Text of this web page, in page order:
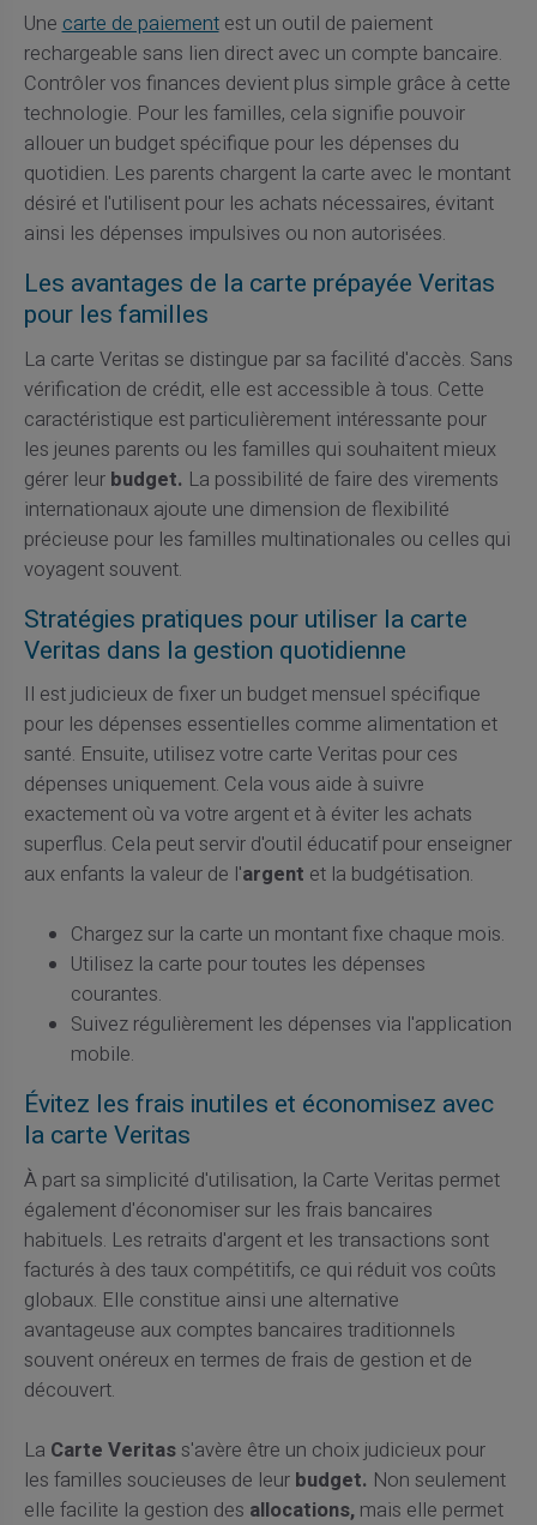
Unecarte de paiementest un outil de paiement
rechargeable sans lien direct avec un compte bancaire.
Contrôler vos finances devient plus simple grâce à cette
technologie. Pour les familles, cela signifie pouvoir
allouer un budget spécifique pour les dépenses du
quotidien. Les parents chargent la carte avec le montant
désiré et l'utilisent pour les achats nécessaires, évitant
ainsi les dépenses impulsives ou non autorisées.
Les avantages de la carte prépayée Veritas
pour les familles
La carte Veritas se distingue par sa facilité d'accès. Sans
vérification de crédit, elle est accessible à tous. Cette
caractéristique est particulièrement intéressante pour
les jeunes parents ou les familles qui souhaitent mieux
gérer leur budget. La possibilité de faire des virements
internationaux ajoute une dimension de flexibilité
précieuse pour les familles multinationales ou celles qui
voyagent souvent.
Stratégies pratiques pour utiliser la carte
Veritas dans la gestion quotidienne
Il est judicieux de fixer un budget mensuel spécifique
pour les dépenses essentielles comme alimentation et
santé. Ensuite, utilisez votre carte Veritas pour ces
dépenses uniquement. Cela vous aide à suivre
exactement où va votre argent et à éviter les achats
superflus. Cela peut servir d'outil éducatif pour enseigner
aux enfants la valeur de l'argent et la budgétisation.
Chargez sur la carte un montant fixe chaque mois.
Utilisez la carte pour toutes les dépenses
courantes.
Suivez régulièrement les dépenses via l'application
mobile.
Évitez les frais inutiles et économisez avec
la carte Veritas
À part sa simplicité d'utilisation, la Carte Veritas permet
également d'économiser sur les frais bancaires
habituels. Les retraits d'argent et les transactions sont
facturés à des taux compétitifs, ce qui réduit vos coûts
globaux. Elle constitue ainsi une alternative
avantageuse aux comptes bancaires traditionnels
souvent onéreux en termes de frais de gestion et de
découvert.
La Carte Veritass'avère être un choix judicieux pour
les familles soucieuses de leur budget. Non seulement
elle facilite la gestion des allocations,mais elle permet